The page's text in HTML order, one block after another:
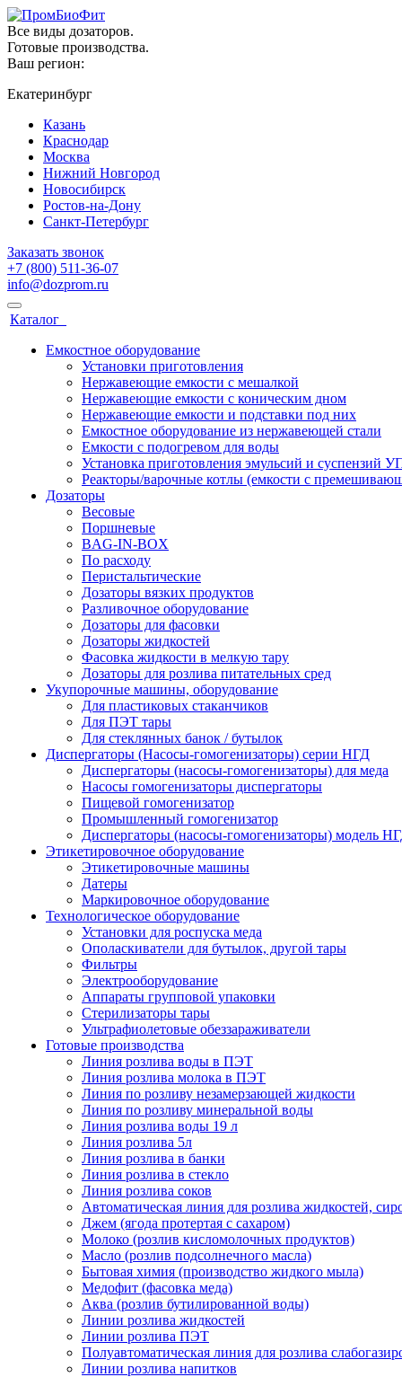
Все виды дозаторов.
Готовые производства.
Ваш регион:
Екатеринбург
Казань
Краснодар
Москва
Нижний Новгород
Новосибирск
Ростов-на-Дону
Санкт-Петербург
Заказать звонок
+7 (800) 511-36-07
info@dozprom.ru
Каталог
Емкостное оборудование
Установки приготовления
Нержавеющие емкости с мешалкой
Нержавеющие емкости с коническим дном
Нержавеющие емкости и подставки под них
Емкостное оборудование из нержавеющей стали
Емкости с подогревом для воды
Установка приготовления эмульсий и суспензий
Реакторы/варочные котлы (емкости с
Дозаторы
Весовые
Поршневые
BAG-IN-BOX
По расходу
Перистальтические
Дозаторы вязких продуктов
Разливочное оборудование
Дозаторы для фасовки
Дозаторы жидкостей
Фасовка жидкости в мелкую тару
Дозаторы для розлива питательных сред
Укупорочные машины, оборудование
Для пластиковых стаканчиков
Для ПЭТ тары
Для стеклянных банок / бутылок
Диспергаторы (Насосы-гомогенизаторы) серии НГД
Диспергаторы (насосы-гомогенизаторы) для меда
Насосы гомогенизаторы диспергаторы
Пищевой гомогенизатор
Промышленный гомогенизатор
Диспергаторы (насосы-гомогенизаторы) модель
Этикетировочное оборудование
Этикетировочные машины
Датеры
Маркировочное оборудование
Технологическое оборудование
Установки для роспуска меда
Ополаскиватели для бутылок, другой тары
Фильтры
Электрооборудование
Аппараты групповой упаковки
Стерилизаторы тары
Ультрафиолетовые обеззараживатели
Готовые производства
Линия розлива воды в ПЭТ
Линия розлива молока в ПЭТ
Линия по розливу незамерзающей жидкости
Линия по розливу минеральной воды
Линия розлива воды 19 л
Линия розлива 5л
Линия розлива в банки
Линия розлива в стекло
Линия розлива соков
Автоматическая линия для розлива жидкостей,
Джем (ягода протертая с сахаром)
Молоко (розлив кисломолочных продуктов)
Масло (розлив подсолнечного масла)
Бытовая химия (производство жидкого мыла)
Медофит (фасовка меда)
Аква (розлив бутилированной воды)
Линии розлива жидкостей
Линии розлива ПЭТ
Полуавтоматическая линия для розлива
Линии розлива напитков